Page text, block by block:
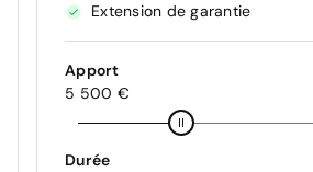
Extension de garantie
Apport
5 500 €
Durée